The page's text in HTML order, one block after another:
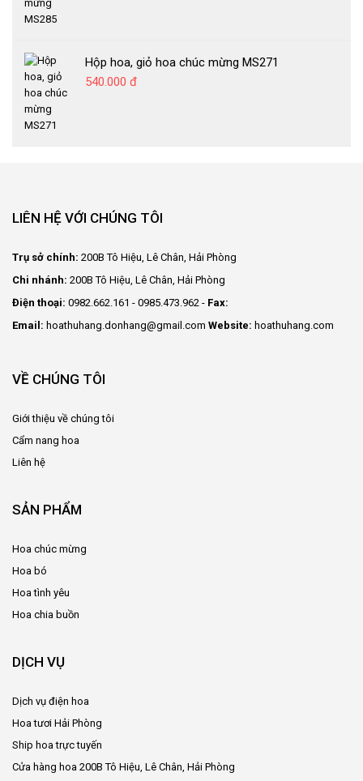
Hộp hoa, giỏ hoa chúc mừng MS271
540.000 đ
LIÊN HỆ VỚI CHÚNG TÔI
Trụ sở chính: 200B Tô Hiệu, Lê Chân, Hải Phòng
Chi nhánh: 200B Tô Hiệu, Lê Chân, Hải Phòng
Điện thoại: 0982.662.161 - 0985.473.962 - Fax:
Email: hoathuhang.donhang@gmail.com Website: hoathuhang.com
VỀ CHÚNG TÔI
Giới thiệu về chúng tôi
Cẩm nang hoa
Liên hệ
SẢN PHẨM
Hoa chúc mừng
Hoa bó
Hoa tình yêu
Hoa chia buồn
DỊCH VỤ
Dịch vụ điện hoa
Hoa tươi Hải Phòng
Ship hoa trực tuyến
Cửa hàng hoa 200B Tô Hiệu, Lê Chân, Hải Phòng